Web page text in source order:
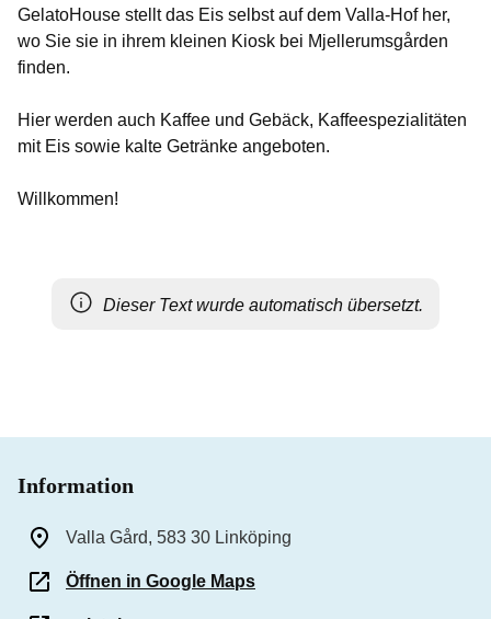
GelatoHouse stellt das Eis selbst auf dem Valla-Hof her,
wo Sie sie in ihrem kleinen Kiosk bei Mjellerumsgården
finden.
Hier werden auch Kaffee und Gebäck, Kaffeespezialitäten
mit Eis sowie kalte Getränke angeboten.
Willkommen!
Dieser Text wurde automatisch übersetzt.
Information
Valla Gård, 583 30 Linköping
Öffnen in Google Maps